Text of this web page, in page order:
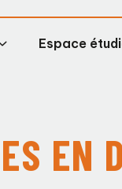
Espace
EN